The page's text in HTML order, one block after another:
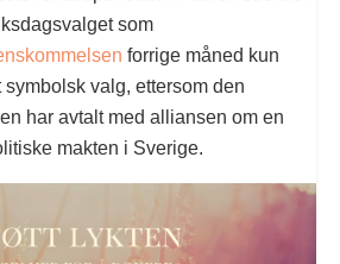
som
forrige måned kun
valg, ettersom den
har avtalt med alliansen om en
makten i Sverige.